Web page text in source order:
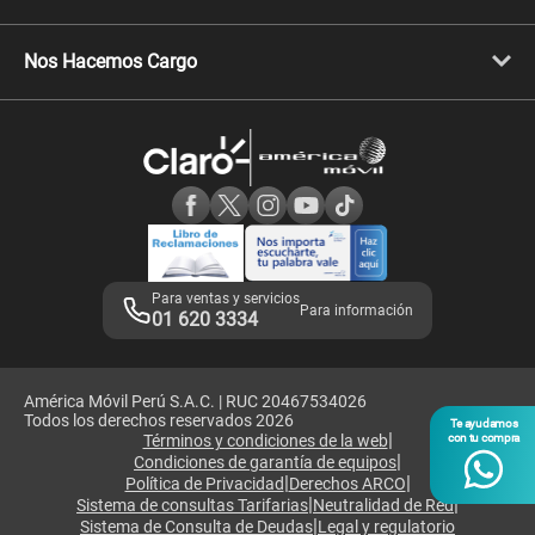
Te ayudamos
con tu compra
Celulares Motorola
Llamada por llamada
Comprobantes electrónicos
Consulta de IMEI
Nos Hacemos Cargo
Consulta de reclamos
Adquirientes iPhone 6, 6S y SE
Mensaje de Seguridad
Términos y Condiciones de Tienda Claro
Libro de Reclamaciones
Legales de marketplace
Para ventas y servicios
01 620 3334 Para información
América Móvil Perú S.A.C. | RUC 20467534026
Todos los derechos reservados 2026
Términos y condiciones de la web|
Condiciones de garantía de equipos|
Política de Privacidad|Derechos ARCO|
Sistema de consultas Tarifarias|Neutralidad de Red|
Sistema de Consulta de Deudas|Legal y regulatorio